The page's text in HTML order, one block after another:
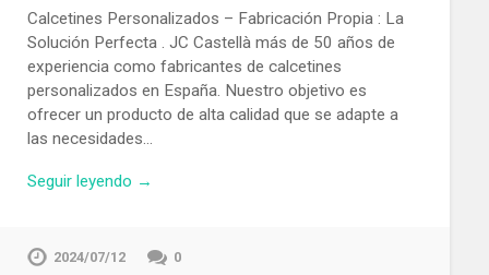
Calcetines Personalizados – Fabricación Propia : La
Solución Perfecta . JC Castellà más de 50 años de
experiencia como fabricantes de calcetines
personalizados en España. Nuestro objetivo es
ofrecer un producto de alta calidad que se adapte a
las necesidades…
Seguir leyendo →
2024/07/12 0